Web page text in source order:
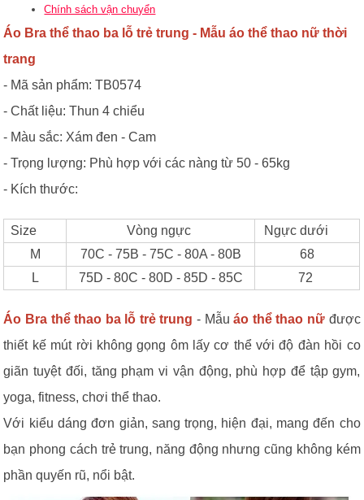
Chính sách vận chuyển
Áo Bra thể thao ba lỗ trẻ trung - Mẫuáo thể thao nữ thời
trang
- Mã sản phẩm: TB0574
- Chất liệu: Thun 4 chiểu
- Màu sắc: Xám đen - Cam
- Trọng lượng: Phù hợp với các nàng từ 50 - 65kg
- Kích thước:
Size Vòng ngực
Ngực dưới
M
70C - 75B - 75C - 80A - 80B
68
L
75D - 80C - 80D - 85D - 85C 72
Áo Bra thể thao ba lỗ trẻ trung - Mẫuáo thể thao nữđược
thiết kế mút rời không gọng ôm lấy cơ thể với độ đàn hồi co
giãn tuyệt đối, tăng phạm vi vận động, phù hợp để tập gym,
yoga, fitness, chơi thể thao.
Với kiểu dáng đơn giản, sang trọng, hiện đại, mang đến cho
bạn phong cách trẻ trung, năng động nhưng cũng không kém
phần quyến rũ, nổi bật.